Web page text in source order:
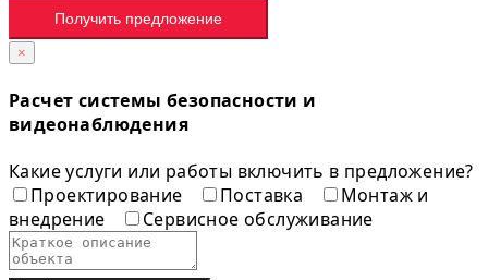
Получить предложение
×
Расчет системы безопасности и
видеонаблюдения
Какие услуги или работы включить в предложение?
Проектирование
Поставка
Монтаж и
внедрение
Сервисное обслуживание